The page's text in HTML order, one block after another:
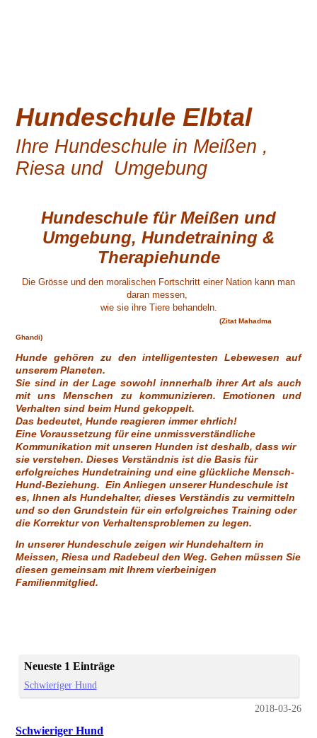
Hundeschule Elbtal
Ihre Hundeschule in Meißen ,
Riesa und Umgebung
Hundeschule für Meißen und
Umgebung, Hundetraining &
Therapiehunde
Die Grösse und den moralischen Fortschritt einer Nation kann man
daran messen,
wie sie ihre Tiere behandeln.
(Zitat Mahadma
Ghandi)
Hunde gehören zu den intelligentesten Lebewesen auf
unserem Planeten.
Sie sind in der Lage sowohl innnerhalb ihrer Art als auch
mit uns Menschen zu kommunizieren. Emotionen und
Verhalten sind beim Hund gekoppelt.
Das bedeutet, Hunde reagieren immer ehrlich!
Eine Voraussetzung für eine unmissverständliche
Kommunikation mit unseren Hunden ist deshalb, dass wir
sie verstehen. Dieses Verständnis ist die Basis für
erfolgreiches Hundetraining und eine glückliche Mensch-
Hund-Beziehung. Ein Anliegen unserer Hundeschule ist
es, Ihnen als Hundehalter, dieses Verständis zu vermitteln
und so den Grundstein für ein erfolgreiches Training oder
die Korrektur von Verhaltensproblemen zu legen.
In unserer Hundeschule zeigen wir Hundehaltern in
Meissen, Riesa und Radebeul den Weg. Gehen müssen Sie
diesen gemeinsam mit Ihrem vierbeinigen
Familienmitglied.
Neueste 1 Einträge
Schwieriger Hund
2018-03-26
Schwieriger Hund